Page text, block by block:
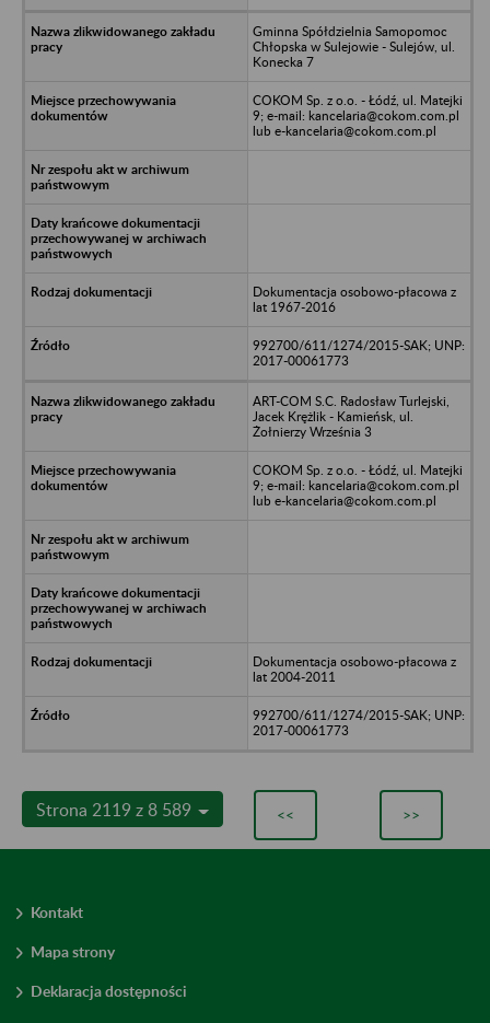
Gminna Spółdzielnia Samopomoc
Chłopska w Sulejowie - Sulejów, ul.
Konecka 7
COKOM Sp. z o.o. - Łódź, ul. Matejki
9; e-mail: kancelaria@cokom.com.pl
lub e-kancelaria@cokom.com.pl
Dokumentacja osobowo-płacowa z
lat 1967-2016
992700/611/1274/2015-SAK; UNP:
2017-00061773
ART-COM S.C. Radosław Turlejski,
Jacek Krężlik - Kamieńsk, ul.
Żołnierzy Września 3
COKOM Sp. z o.o. - Łódź, ul. Matejki
9; e-mail: kancelaria@cokom.com.pl
lub e-kancelaria@cokom.com.pl
Dokumentacja osobowo-płacowa z
lat 2004-2011
992700/611/1274/2015-SAK; UNP:
2017-00061773
Strona 2119 z 8 589 << >>
Kontakt
Mapa strony
Deklaracja dostępności